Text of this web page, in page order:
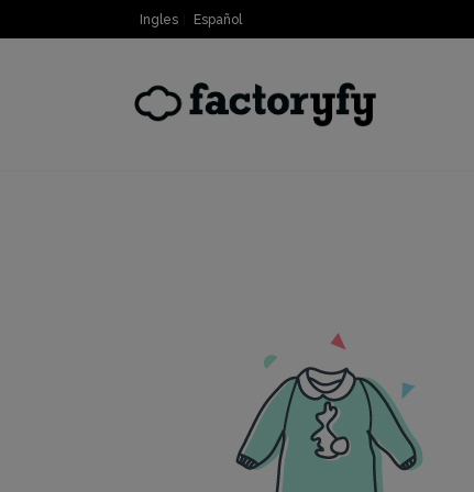
Ingles Español